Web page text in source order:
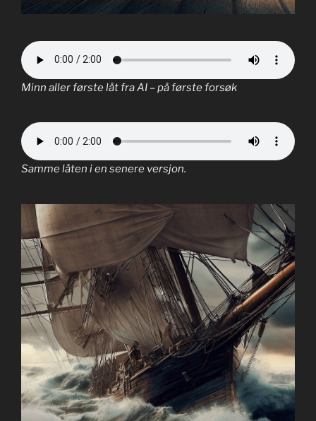
Minn aller første låt fra AI – på første forsøk
Samme låten i en senere versjon.